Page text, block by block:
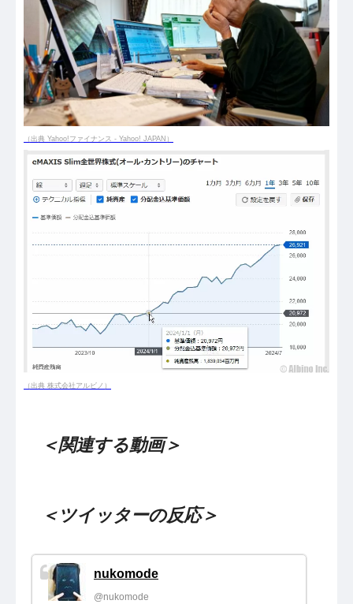
（出典 Yahoo!ファイナンス - Yahoo! JAPAN）
（出典 株式会社アルビノ）
＜関連する動画＞
＜ツイッターの反応＞
nukomode
@nukomode